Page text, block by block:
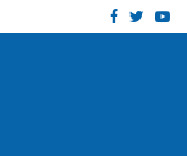
Facebook